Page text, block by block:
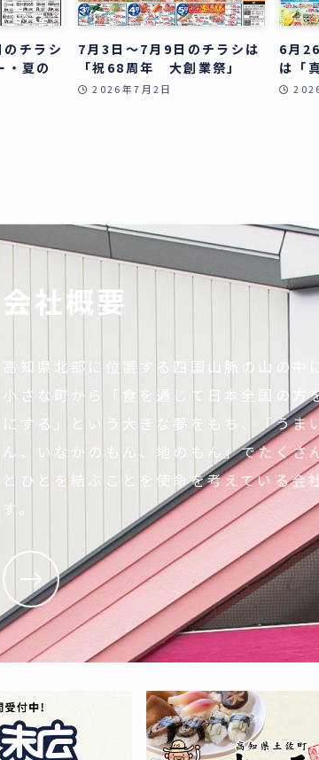
チラシ
・夏の
7月3日～7月9日のチラシは
「祝68周年 大創業祭」
2026年7月2日
6月
は「
会社概要
高知県北部に位置する四国山脈の山の中
小さな町から「食を通じて日本全国の方
にする」という大きな夢をもち、「うま
ん、いなかのもん、地のもん」でたくさ
とひとを結ぶことを使命を考えている会
す。